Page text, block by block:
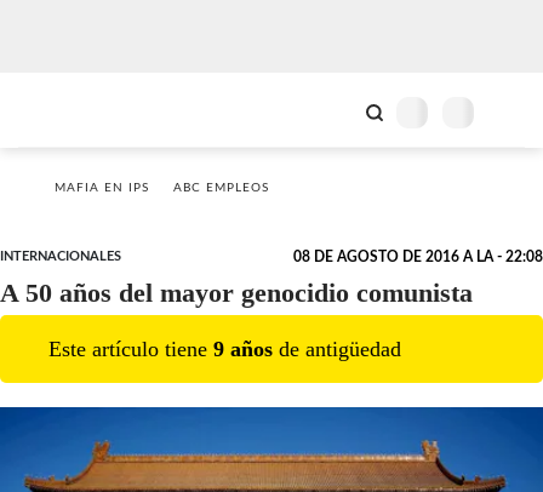
MAFIA EN IPS ABC EMPLEOS
INTERNACIONALES 08 DE AGOSTO DE 2016 A LA - 22:08
A 50 años del mayor genocidio comunista
Este artículo tiene 9 años de antigüedad